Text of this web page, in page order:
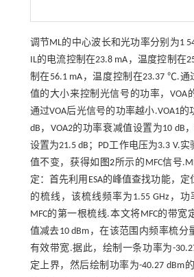
调节ML的中心波长和光功率分别为1
IL的电流控制在23.8 mA，温度控制在
制在56.1 mA，温度控制在23.37 ℃.通
值的大小来控制光信号的功率，VOA
通过VOA后光信号的功率越小.VOA1
dB，VOA2的功率衰减值设置为10 dB
设置为21.5 dB；PD工作电压为3.3 V.
值不变，获得如 图2所示的MFC信号
定：首先利用ESA的峰值查找功能，
的梳线，该梳线频率为1.55 GHz，功
MFC的第一根梳线.本文将MFC的带宽
值减去10 dBm，在该范围内频率梳分
有效带宽.据此，绘制一条功率为-
定上界，然后绘制功率为-40.27 dBm